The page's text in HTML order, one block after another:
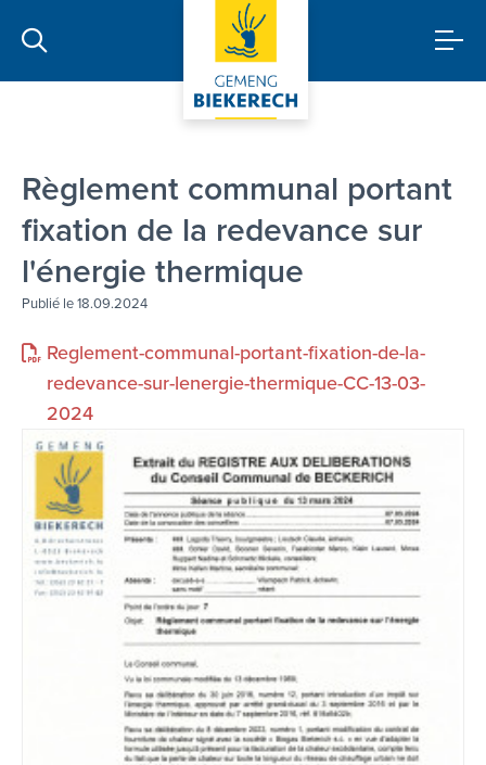
Règlement communal portant
fixation de la redevance sur
l'énergie thermique
Publié le 18.09.2024
Reglement-communal-portant-fixation-de-la-
redevance-sur-lenergie-thermique-CC-13-03-
2024